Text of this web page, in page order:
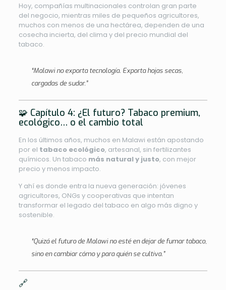
Hoy, compañías multinacionales controlan gran parte
del negocio, mientras miles de pequeños agricultores,
muchos con menos de una hectárea, dependen de una
cosecha incierta, del clima y del precio mundial del
tabaco.
“Malawi no exporta tecnología. Exporta hojas secas,
cargadas de sudor.”
🧩 Capítulo 4: ¿El futuro? Tabaco premium,
ecológico… o el cambio total
En los últimos años, muchos en Malawi están apostando
por el tabaco ecológico, artesanal, sin fertilizantes
químicos. Un tabaco más natural y justo, con mejor
precio y menos impacto.
Y ahí es donde entra la nueva generación: jóvenes
agricultores, ONGs y cooperativas que intentan
transformar el legado del tabaco en algo más digno y
sostenible.
“Quizá el futuro de Malawi no esté en dejar de fumar tabaco,
sino en cambiar cómo y para quién se cultiva.”
🔗